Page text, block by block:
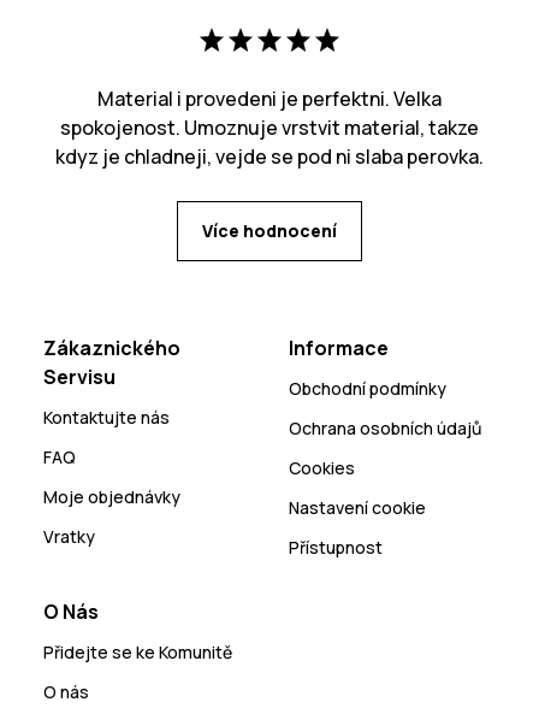
Material i provedeni je perfektni. Velka
spokojenost. Umoznuje vrstvit material, takze
kdyz je chladneji, vejde se pod ni slaba perovka.
Více hodnocení
Zákaznického
Servisu
Kontaktujte nás
FAQ
Moje objednávky
Vratky
Informace
Obchodní podmínky
Ochrana osobních údajů
Cookies
Nastavení cookie
Přístupnost
O Nás
Přidejte se ke Komunitě
O nás